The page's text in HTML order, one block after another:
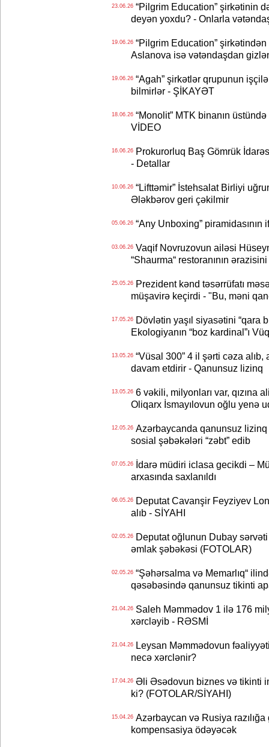
23.06.26“Pilgrim Education” şirkətinin
deyən yoxdu? - Onlarla
19.06.26“Pilgrim Education” şirkətindən
Aslanova isə vətəndaşdan
19.06.26“Agah” şirkətlər qrupunun
bilmirlər - ŞİKAYƏT
18.06.26“Monolit” MTK binanın
VİDEO
16.06.26Prokurorluq Baş Gömrük
- Detallar
10.06.26“Lifttəmir” İstehsalat Birliyi
Ələkbərov geri çəkilmir
05.06.26“Any Unboxing” piramidasının
03.06.26Vaqif Novruzovun ailəsi
“Shaurma“ restoranının
25.05.26Prezident kənd təsərrüfatı
müşavirə keçirdi - "Bu, məni
17.05.26Dövlətin yaşıl siyasətini “qara
Ekologiyanın “boz kardinal”ı
13.05.26“Vüsal 300” 4 il şərti cəza
davam etdirir - Qanunsuz lizinq
13.05.266 vəkili, milyonları var, qızına
Oliqarx İsmayılovun oğlu yenə
12.05.26Azərbaycanda qanunsuz lizinq
sosial şəbəkələri “zəbt” edib
07.05.26İdarə müdiri iclasa gecikdi –
arxasında saxlanıldı
06.05.26Deputat Cavanşir Feyziyev
alıb - SİYAHI
02.05.26Deputat oğlunun Dubay
əmlak şəbəkəsi (FOTOLAR)
02.05.26“Şəhərsalma və Memarlıq“
qəsəbəsində qanunsuz tikinti
21.04.26Saleh Məmmədov 1 ilə 176
xərcləyib - RƏSMİ
21.04.26Leysan Məmmədovun
necə xərclənir?
17.04.26Əli Əsədovun biznes və tikinti
ki? (FOTOLAR/SİYAHI)
15.04.26Azərbaycan və Rusiya razılığa
kompensasiya ödəyəcək